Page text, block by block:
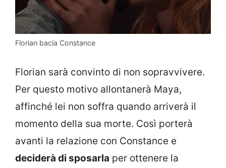
Florian bacia Constance
Florian sarà convinto di non sopravvivere.
Per questo motivo allontanerà Maya,
affinché lei non soffra quando arriverà il
momento della sua morte. Così porterà
avanti la relazione con Constance e
deciderà di sposarla per ottenere la